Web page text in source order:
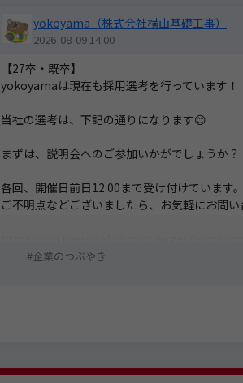
yokoyama（株式会社横山基礎工事）
2026-08-09 14:00
【27卒・既卒】
yokoyamaは現在も採用選考を行っています！
当社の選考は、下記の通りになります😊
まずは、説明会へのご参加いかがでしょうか？
各回、開催日前日12:00まで受け付けています。
ご不明点などございましたら、お気軽にお問い
https://job.hari-match.com/pages/
企業のつぶやき